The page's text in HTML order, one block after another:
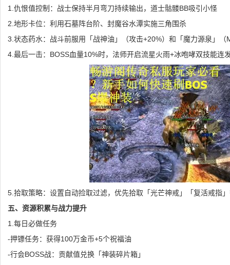
1.仇恨值控制：战士保持半月弯刀持续输出，道士骷髅BB吸引小怪
2.地形卡位：利用石墓阵台阶、封魔谷水潭实施三角围杀
3.状态药水：战斗前服用「战神油」（攻击+20%）和「魔力源泉」（
4.最后一击：BOSS血量10%时，法师开启流星火雨+冰咆哮双技能连
5.拾取策略：设置自动捡取过滤，优先拾取「光芒神戒」「复活戒指
五、资源积累与战力提升
1.每日必做任务
-押镖任务：获得100万金币+5个祝福油
-行会BOSS战：贡献值兑换「神装碎片箱」